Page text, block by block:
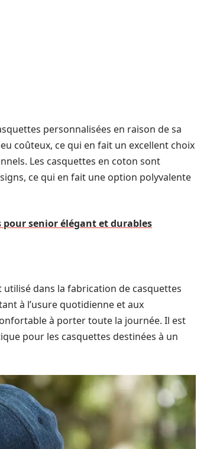
personnalisées en raison de sa
coûteux, ce qui en fait un excellent choix
Les casquettes en coton sont
ce qui en fait une option polyvalente
senior élégant et durables
dans la fabrication de casquettes
à l’usure quotidienne et aux
à porter toute la journée. Il est
pour les casquettes destinées à un